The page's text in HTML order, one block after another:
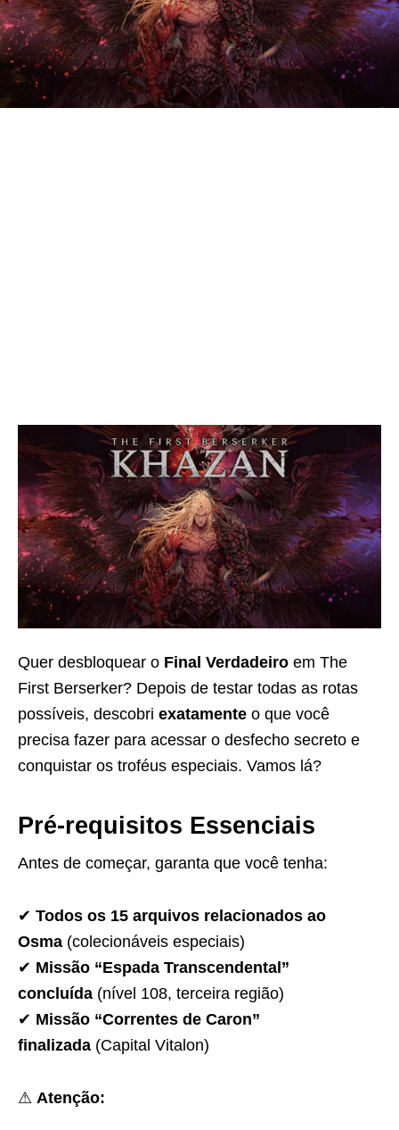
Quer desbloquear o Final Verdadeiro em The
First Berserker? Depois de testar todas as rotas
possíveis, descobri exatamente o que você
precisa fazer para acessar o desfecho secreto e
conquistar os troféus especiais. Vamos lá?
Pré-requisitos Essenciais
Antes de começar, garanta que você tenha:
✔ Todos os 15 arquivos relacionados ao
Osma (colecionáveis especiais)
✔ Missão “Espada Transcendental”
concluída (nível 108, terceira região)
✔ Missão “Correntes de Caron”
finalizada (Capital Vitalon)
⚠ Atenção: